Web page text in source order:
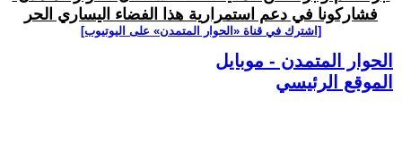
فشاركونا في دعم استمرارية هذا الفضاء اليساري الحر
[اشترك في قناة ‫«الحوار المتمدن» على اليوتيوب]
الحوار المتمدن - موبايل
الموقع الرئيسي